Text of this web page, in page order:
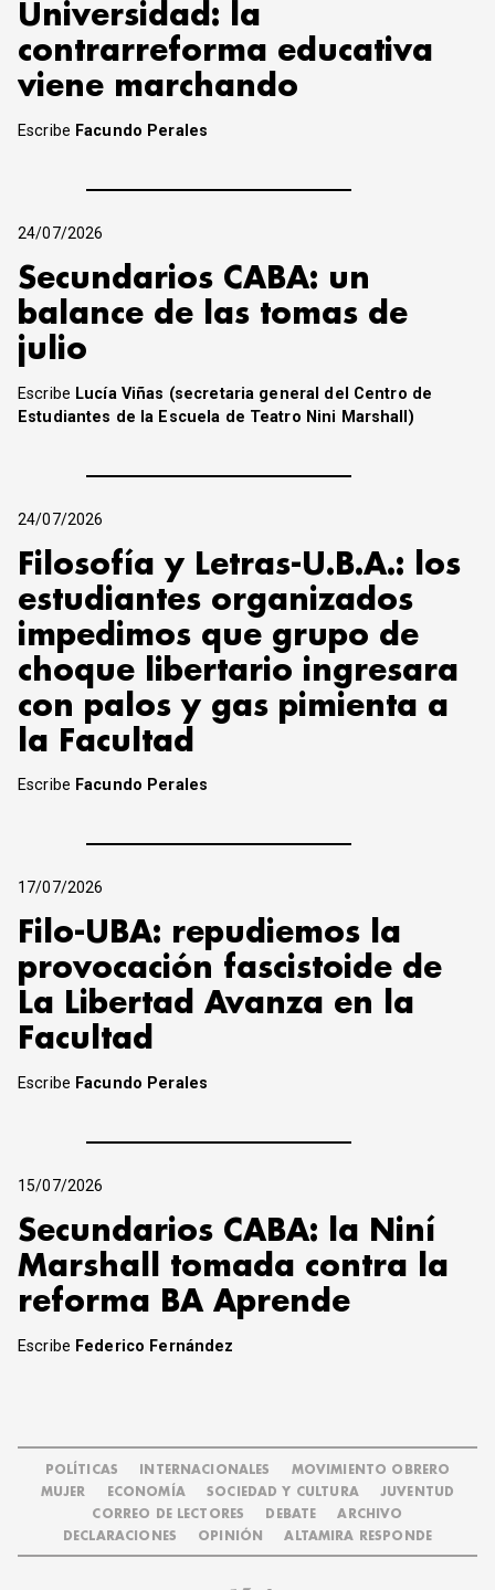
Universidad: la
contrarreforma educativa
viene marchando
Escribe Facundo Perales
24/07/2026
Secundarios CABA: un
balance de las tomas de
julio
Escribe Lucía Viñas (secretaria general del Centro de
Estudiantes de la Escuela de Teatro Nini Marshall)
24/07/2026
Filosofía y Letras-U.B.A.: los
estudiantes organizados
impedimos que grupo de
choque libertario ingresara
con palos y gas pimienta a
la Facultad
Escribe Facundo Perales
17/07/2026
Filo-UBA: repudiemos la
provocación fascistoide de
La Libertad Avanza en la
Facultad
Escribe Facundo Perales
15/07/2026
Secundarios CABA: la Niní
Marshall tomada contra la
reforma BA Aprende
Escribe Federico Fernández
POLÍTICAS INTERNACIONALES
MOVIMIENTO OBRERO
MUJER
ECONOMÍA SOCIEDAD Y CULTURA
JUVENTUD
CORREO DE LECTORES
DEBATE
ARCHIVO
DECLARACIONES
OPINIÓN ALTAMIRA RESPONDE